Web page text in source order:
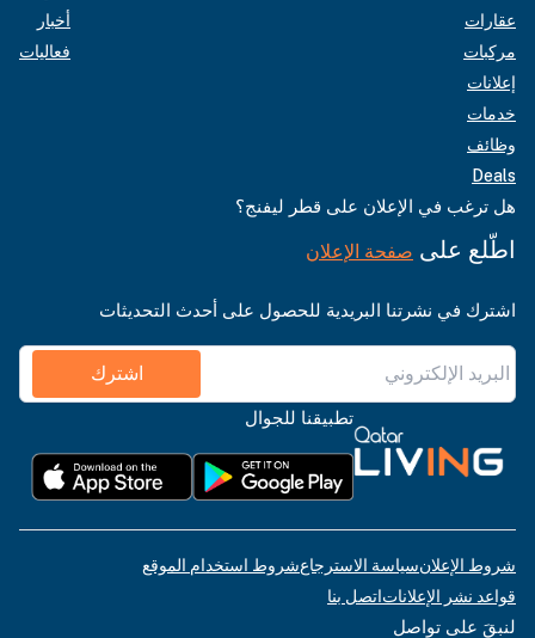
عقارات
مركبات
إعلانات
خدمات
وظائف
Deals
أخبار
فعاليات
هل ترغب في الإعلان على قطر ليفنج؟
اطّلع على صفحة الإعلان
اشترك في نشرتنا البريدية للحصول على أحدث التحديثات
اشترك
تطبيقنا للجوال
شروط الإعلانسياسة الاسترجاعشروط استخدام الموقع
قواعد نشر الإعلاناتاتصل بنا
لنبقَ على تواصل